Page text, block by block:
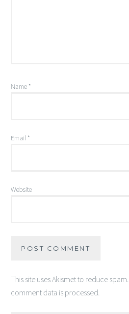
Name *
Email *
Website
This site uses Akismet to reduce spam.
comment data is processed.